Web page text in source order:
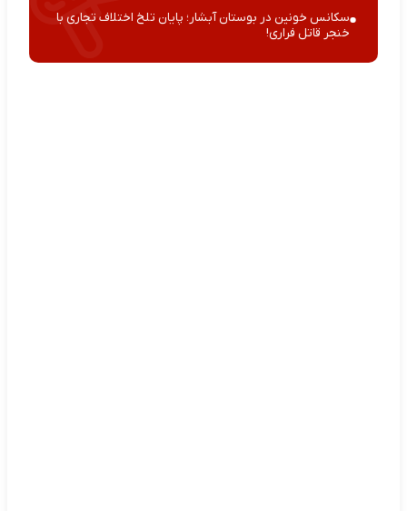
سکانس خونین در بوستان آبشار؛ پایان تلخ اختلاف تجاری با
خنجر قاتل فراری!